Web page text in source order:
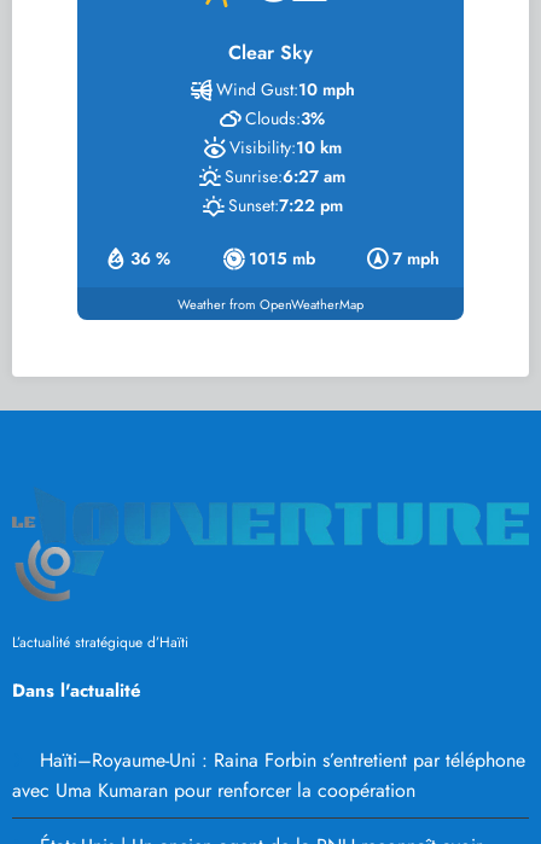
Clear Sky
36 % 1015 mb 7 mph
Wind Gust:10 mph
Clouds:3%
Visibility:10 km
Sunrise:6:27 am
Sunset:7:22 pm
Weather from OpenWeatherMap
L’actualité stratégique d’Haïti
Dans l'actualité
Haïti–Royaume-Uni : Raina Forbin s’entretient par téléphone
avec Uma Kumaran pour renforcer la coopération